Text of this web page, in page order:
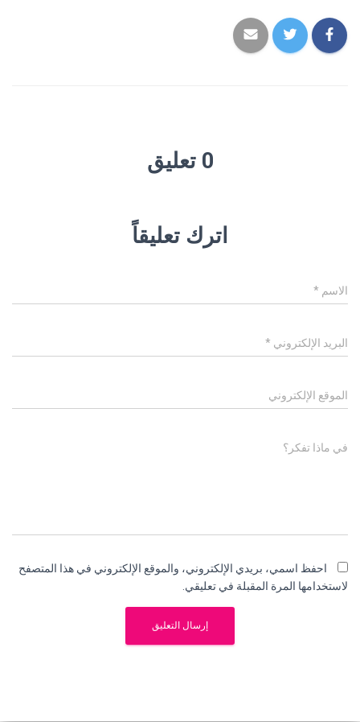
0 تعليق
اترك تعليقاً
الاسم *
البريد الإلكتروني *
الموقع الإلكتروني
في ماذا تفكر؟
احفظ اسمي، بريدي الإلكتروني، والموقع الإلكتروني في هذا المتصفح
لاستخدامها المرة المقبلة في تعليقي.